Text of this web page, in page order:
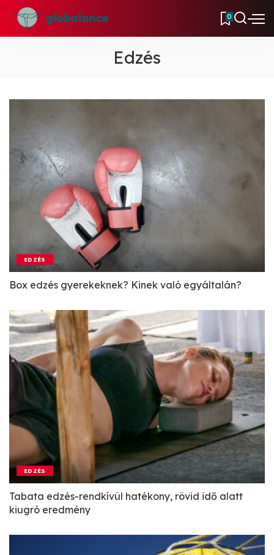
0
Edzés
EDZÉS
Box edzés gyerekeknek? Kinek való egyáltalán?
EDZÉS
Tabata edzés-rendkívül hatékony, rövid idő alatt
kiugró eredmény